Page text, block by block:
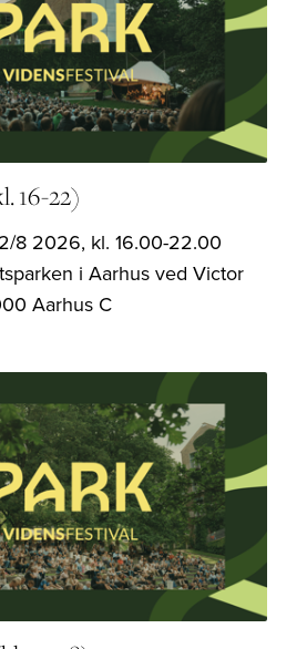
16-22)
8 2026, kl. 16.00-22.00
i Aarhus ved Victor
Aarhus C